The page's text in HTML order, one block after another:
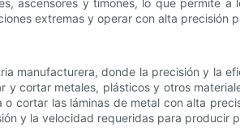
ascensores y timones, lo que permite
extremas y operar con alta precisión
manufacturera, donde la precisión y la
cortar metales, plásticos y otros
cortar las láminas de metal con alta
y la velocidad requeridas para producir